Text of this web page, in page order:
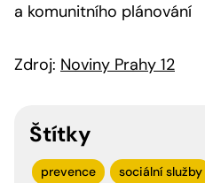
a komunitního plánování
Zdroj: Noviny Prahy 12
Štítky
prevence sociální služby